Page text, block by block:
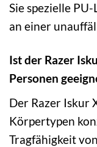
Sie spezielle
an einer
Ist der Razer
Personen
Der Razer Iskur
Körpertypen
Tragfähigkeit